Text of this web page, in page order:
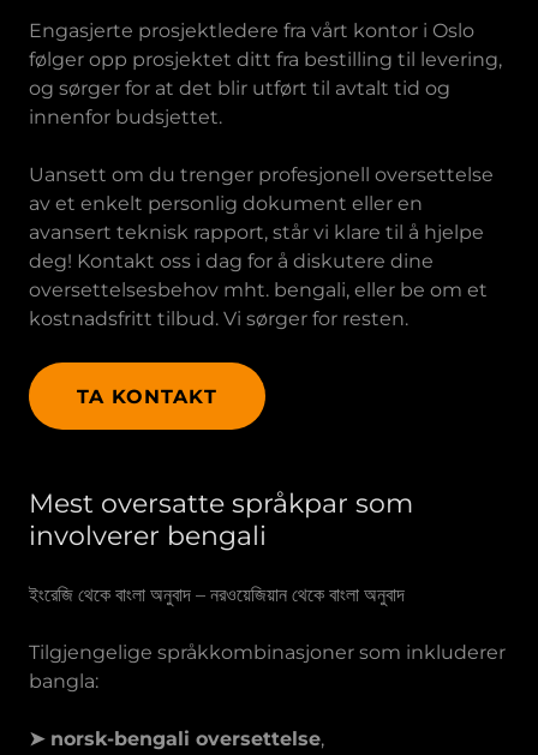
Engasjerte prosjektledere fra vårt kontor i Oslo
følger opp prosjektet ditt fra bestilling til levering,
og sørger for at det blir utført til avtalt tid og
innenfor budsjettet.
Uansett om du trenger profesjonell oversettelse
av et enkelt personlig dokument eller en
avansert teknisk rapport, står vi klare til å hjelpe
deg! Kontakt oss i dag for å diskutere dine
oversettelsesbehov mht. bengali, eller be om et
kostnadsfritt tilbud. Vi sørger for resten.
TA KONTAKT
Mest oversatte språkpar som
involverer bengali
ইংরেজি থেকে বাংলা অনুবাদ – নরওয়েজিয়ান থেকে বাংলা অনুবাদ
Tilgjengelige språkkombinasjoner som inkluderer
bangla:
➤ norsk-bengali oversettelse,